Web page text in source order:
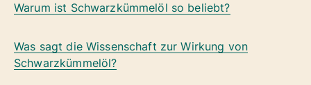
Warum ist Schwarzkümmelöl so beliebt?
Was sagt die Wissenschaft zur Wirkung von
Schwarzkümmelöl?